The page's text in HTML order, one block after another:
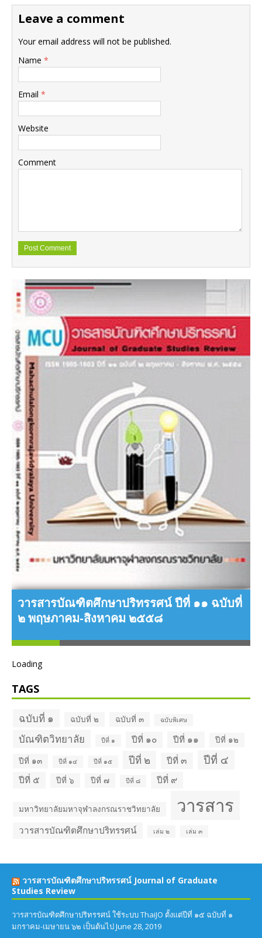
Leave a comment
Your email address will not be published.
Name *
Email *
Website
Comment
วารสารบัณฑิตศึกษาปริทรรศน์ ปีที่ ๑๑ ฉบับที่
๒ พฤษภาคม-สิงหาคม ๒๕๕๘
Loading
TAGS
ฉบับที่ ๑ ฉบับที่ ๒ ฉบับที่ ๓ ฉบับพิเศษ
บัณฑิตวิทยาลัย ปีที่ ๑ ปีที่ ๑๐ ปีที่ ๑๑
ปีที่ ๑๒
ปีที่ ๑๓
ปีที่ ๑๔ ปีที่ ๑๕ ปีที่ ๒ ปีที่ ๓ ปีที่ ๔
ปีที่ ๕ ปีที่ ๖ ปีที่ ๗ ปีที่ ๘ ปีที่ ๙
มหาวิทยาลัยมหาจุฬาลงกรณราชวิทยาลัย วารสาร
วารสารบัณฑิตศึกษาปริทรรศน์ เล่ม ๒ เล่ม ๓
วารสารบัณฑิตศึกษาปริทรรศน์ Journal of Graduate
Studies Review
วารสารบัณฑิตศึกษาปริทรรศน์ ใช้ระบบ ThaiJO ตั้งแต่ปีที่ ๑๕ ฉบับที่ ๑
มกราคม-เมษายน ๖๒ เป็นต้นไปJune 28, 2019